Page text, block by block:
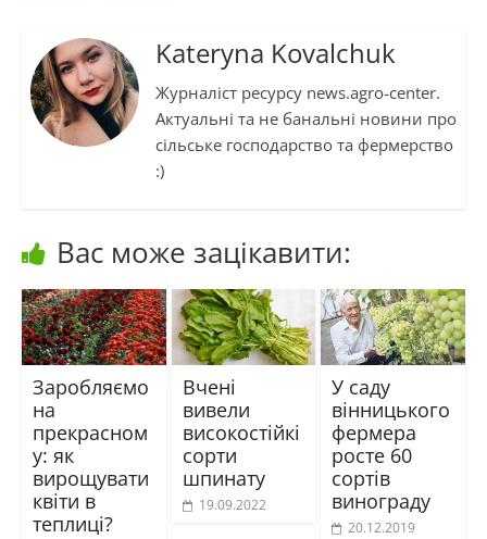
Kateryna Kovalchuk
Журналіст ресурсу news.agro-center.
Актуальні та не банальні новини про
сільське господарство та фермерство
:)
Вас може зацікавити:
Заробляємо
на
прекрасном
у: як
вирощувати
квіти в
теплиці?
Вчені
вивели
високостійкі
сорти
шпинату
19.09.2022
У саду
вінницького
фермера
росте 60
сортів
винограду
20.12.2019